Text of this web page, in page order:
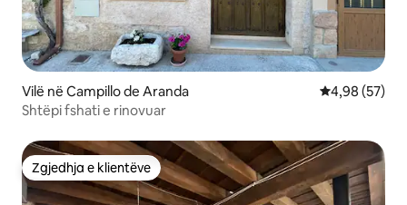
Vilë në Campillo de Aranda Vlerësimi
4,98 (57)
Shtëpi fshati e rinovuar
Zgjedhja e klientëve
Zgjedhja e klientëve